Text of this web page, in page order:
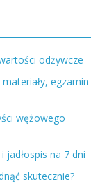
odżywcze
egzamin
wężowego
jadłospis na 7 dni
skutecznie?